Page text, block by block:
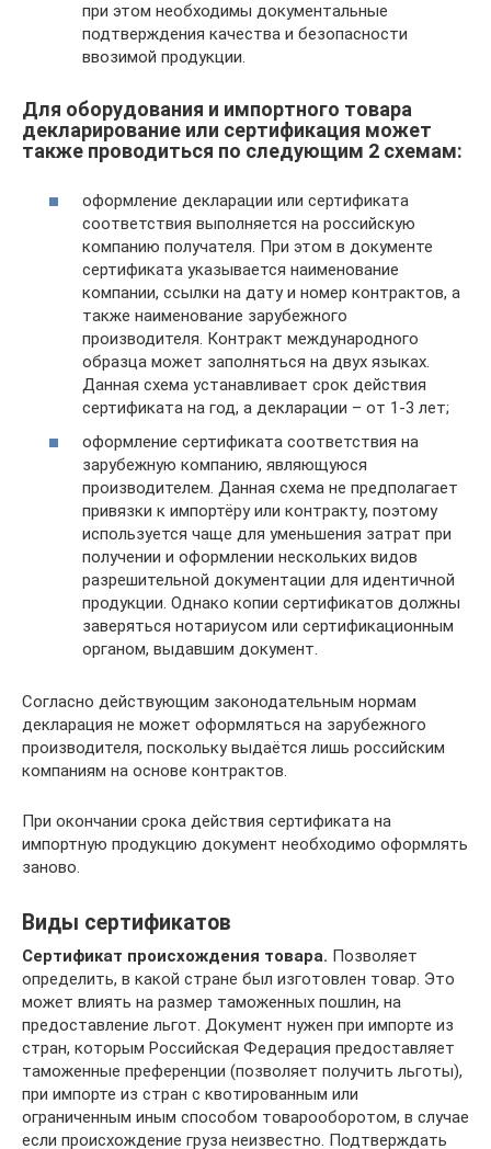
при этом необходимы документальные
подтверждения качества и безопасности
ввозимой продукции.
Для оборудования и импортного товара
декларирование или сертификация может
также проводиться по следующим 2 схемам:
оформление декларации или сертификата
соответствия выполняется на российскую
компанию получателя. При этом в документе
сертификата указывается наименование
компании, ссылки на дату и номер контрактов, а
также наименование зарубежного
производителя. Контракт международного
образца может заполняться на двух языках.
Данная схема устанавливает срок действия
сертификата на год, а декларации – от 1-3 лет;
оформление сертификата соответствия на
зарубежную компанию, являющуюся
производителем. Данная схема не предполагает
привязки к импортёру или контракту, поэтому
используется чаще для уменьшения затрат при
получении и оформлении нескольких видов
разрешительной документации для идентичной
продукции. Однако копии сертификатов должны
заверяться нотариусом или сертификационным
органом, выдавшим документ.
Согласно действующим законодательным нормам
декларация не может оформляться на зарубежного
производителя, поскольку выдаётся лишь российским
компаниям на основе контрактов.
При окончании срока действия сертификата на
импортную продукцию документ необходимо оформлять
заново.
Виды сертификатов
Сертификат происхождения товара. Позволяет
определить, в какой стране был изготовлен товар. Это
может влиять на размер таможенных пошлин, на
предоставление льгот. Документ нужен при импорте из
стран, которым Российская Федерация предоставляет
таможенные преференции (позволяет получить льготы),
при импорте из стран с квотированным или
ограниченным иным способом товарооборотом, в случае
если происхождение груза неизвестно. Подтверждать